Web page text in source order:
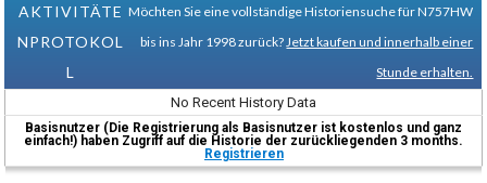
AKTIVITÄTE
NPROTOKOL
L
Möchten Sie eine vollständige Historiensuche für N757HW
bis ins Jahr 1998 zurück? Jetzt kaufen und innerhalb einer
Stunde erhalten.
No Recent History Data
Basisnutzer (Die Registrierung als Basisnutzer ist kostenlos und ganz
einfach!) haben Zugriff auf die Historie der zurückliegenden 3 months.
Registrieren